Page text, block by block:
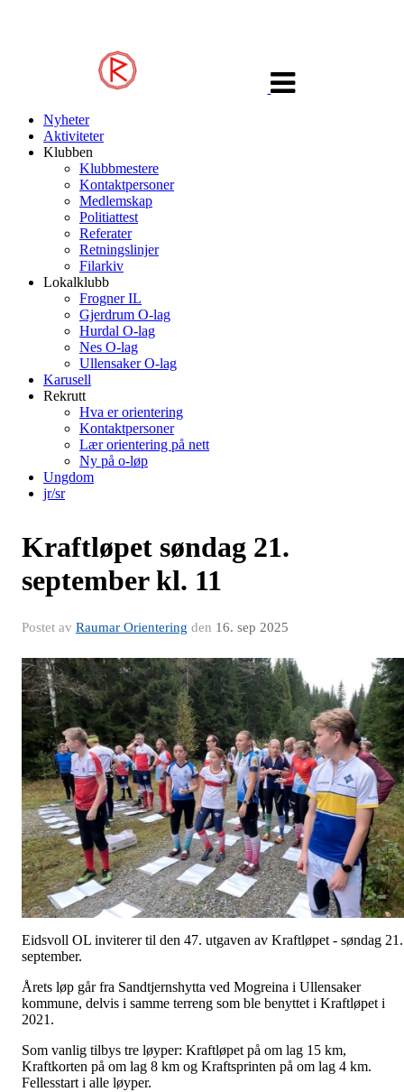
navigasjon
Nyheter
Aktiviteter
Klubben
Klubbmestere
Kontaktpersoner
Medlemskap
Politiattest
Referater
Retningslinjer
Filarkiv
Lokalklubb
Frogner IL
Gjerdrum O-lag
Hurdal O-lag
Nes O-lag
Ullensaker O-lag
Karusell
Rekrutt
Hva er orientering
Kontaktpersoner
Lær orientering på nett
Ny på o-løp
Ungdom
jr/sr
Kraftløpet søndag 21.
september kl. 11
Postet av Raumar Orientering den 16. sep 2025
Eidsvoll OL inviterer til den 47. utgaven av Kraftløpet - søndag 21.
september.
Årets løp går fra Sandtjernshytta ved Mogreina i Ullensaker
kommune, delvis i samme terreng som ble benyttet i Kraftløpet i
2021.
Som vanlig tilbys tre løyper: Kraftløpet på om lag 15 km,
Kraftkorten på om lag 8 km og Kraftsprinten på om lag 4 km.
Fellesstart i alle løyper.